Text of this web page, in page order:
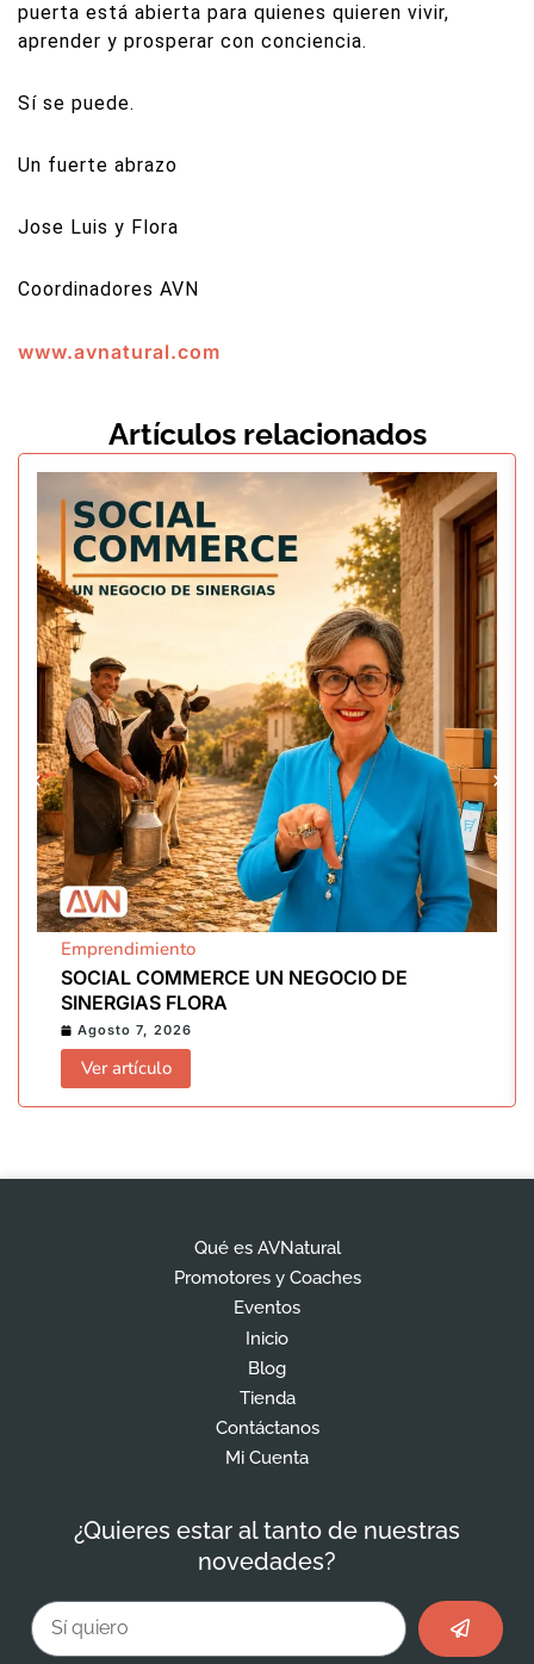
puerta está abierta para quienes quieren vivir,
aprender y prosperar con conciencia.
Sí se puede.
Un fuerte abrazo
Jose Luis y Flora
Coordinadores AVN
www.avnatural.com
Artículos relacionados
Emprendimiento
SOCIAL COMMERCE UN NEGOCIO DE
SINERGIAS FLORA
Agosto 7, 2026
Ver artículo
Qué es AVNatural
Promotores y Coaches
Eventos
Inicio
Blog
Tienda
Contáctanos
Mi Cuenta
¿Quieres estar al tanto de nuestras
novedades?
Email Enviar